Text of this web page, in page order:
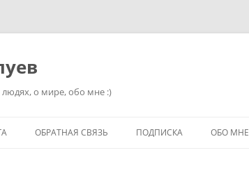
о мире, обо мне :)
ОБРАТНАЯ СВЯЗЬ ПОДПИСКА ОБО МНЕ